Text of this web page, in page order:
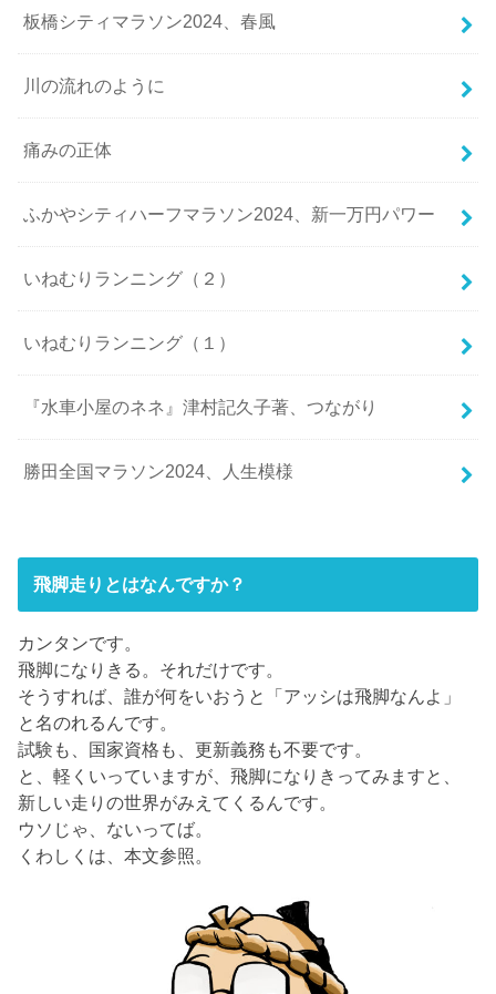
板橋シティマラソン2024、春風
川の流れのように
痛みの正体
ふかやシティハーフマラソン2024、新一万円パワー
いねむりランニング（２）
いねむりランニング（１）
『水車小屋のネネ』津村記久子著、つながり
勝田全国マラソン2024、人生模様
飛脚走りとはなんですか？
カンタンです。
飛脚になりきる。それだけです。
そうすれば、誰が何をいおうと「アッシは飛脚なんよ」
と名のれるんです。
試験も、国家資格も、更新義務も不要です。
と、軽くいっていますが、飛脚になりきってみますと、
新しい走りの世界がみえてくるんです。
ウソじゃ、ないってば。
くわしくは、本文参照。